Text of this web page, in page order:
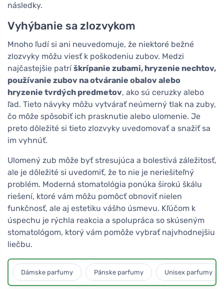
následky.
Vyhýbanie sa zlozvykom
Mnoho ľudí si ani neuvedomuje, že niektoré bežné
zlozvyky môžu viesť k poškodeniu zubov. Medzi
najčastejšie patríškrípanie zubami, hryzenie nechtov,
používanie zubov na otváranie obalov alebo
hryzenie tvrdých predmetov, ako sú ceruzky alebo
ľad. Tieto návyky môžu vytvárať neúmerný tlak na zuby,
čo môže spôsobiť ich prasknutie alebo ulomenie. Je
preto dôležité si tieto zlozvyky uvedomovať a snažiť sa
im vyhnúť.
Ulomený zub môže byť stresujúca a bolestivá záležitosť,
ale je dôležité si uvedomiť, že to nie je neriešiteľný
problém. Moderná stomatológia ponúka širokú škálu
riešení, ktoré vám môžu pomôcť obnoviť nielen
funkčnosť, ale aj estetiku vášho úsmevu. Kľúčom k
úspechu je rýchla reakcia a spolupráca so skúseným
stomatológom, ktorý vám pomôže vybrať najvhodnejšiu
liečbu.
Dámske parfumy Pánske parfumy Unisex parfumy